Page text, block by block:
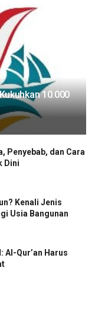
10.000
Penyebab, dan Cara
Dini
Kenali Jenis
Usia Bangunan
Al-Qur’an Harus